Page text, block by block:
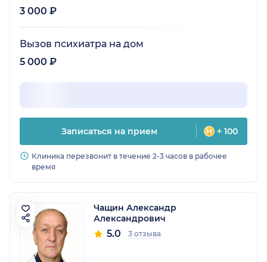
3 000 ₽
Вызов психиатра на дом
5 000 ₽
Записаться на прием + 100
Клиника перезвонит в течение 2-3 часов в рабочее
время
Чащин Александр
Александрович
5.0 3 отзыва